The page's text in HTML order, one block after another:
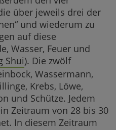
über jeweils drei der
und wiederum zu
auf diese
Wasser, Feuer und
Shui). Die zwölf
Wassermann,
Krebs, Löwe,
und Schütze. Jedem
Zeitraum von 28 bis 30
In diesem Zeitraum